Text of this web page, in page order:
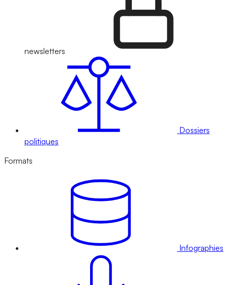
newsletters
Dossiers
politiques
Formats
Infographies